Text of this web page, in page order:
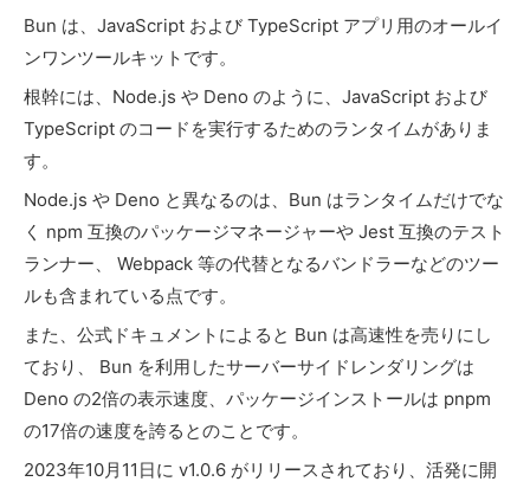
Bun は、JavaScript および TypeScript アプリ用のオールイ
ンワンツールキットです。
根幹には、Node.js や Deno のように、JavaScript および
TypeScript のコードを実行するためのランタイムがありま
す。
Node.js や Deno と異なるのは、Bun はランタイムだけでな
く npm 互換のパッケージマネージャーや Jest 互換のテスト
ランナー、 Webpack 等の代替となるバンドラーなどのツー
ルも含まれている点です。
また、公式ドキュメントによると Bun は高速性を売りにし
ており、 Bun を利用したサーバーサイドレンダリングは
Deno の2倍の表示速度、パッケージインストールは pnpm
の17倍の速度を誇るとのことです。
2023年10月11日に v1.0.6 がリリースされており、活発に開